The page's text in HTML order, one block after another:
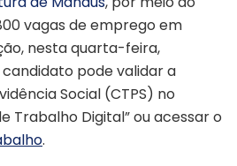
vagas de emprego em
nesta quarta-feira,
candidato pode validar a
Social (CTPS) no
Trabalho Digital” ou acessar o
.